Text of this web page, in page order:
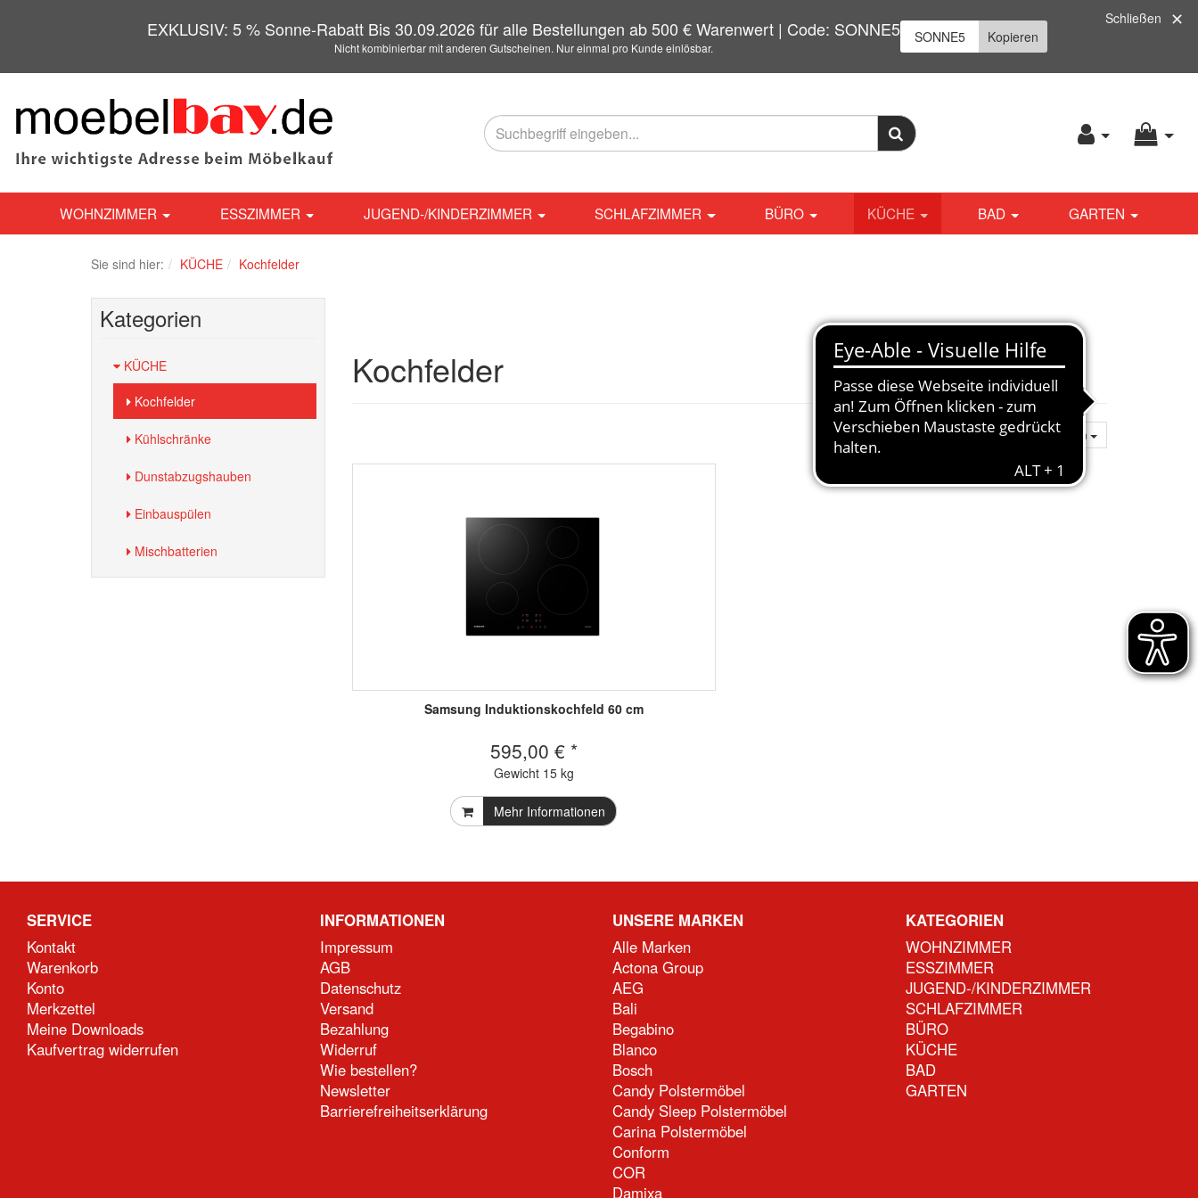
EXKLUSIV: 5 % Sonne-Rabatt Bis 30.09.2026 für alle Bestellungen ab 500 € Warenwert | Code: SONNE5
Nicht kombinierbar mit anderen Gutscheinen. Nur einmal pro Kunde einlösbar.
Kopieren
Schließen
WOHNZIMMER ESSZIMMER JUGEND-/KINDERZIMMER SCHLAFZIMMER BÜRO KÜCHE BAD GARTEN
Sie sind hier: KÜCHE Kochfelder
Kategorien
KÜCHE
Kochfelder
Kühlschränke
Dunstabzugshauben
Einbauspülen
Mischbatterien
Kochfelder
Sortierung:Wählen
Artikel pro Seite 20
Samsung Induktionskochfeld 60 cm
595,00 € *
Gewicht 15 kg
Mehr Informationen
SERVICE
Kontakt
Warenkorb
Konto
Merkzettel
Meine Downloads
Kaufvertrag widerrufen
INFORMATIONEN
Impressum
AGB
Datenschutz
Versand
Bezahlung
Widerruf
Wie bestellen?
Newsletter
Barrierefreiheitserklärung
UNSERE MARKEN
Alle Marken
Actona Group
AEG
Bali
Begabino
Blanco
Bosch
Candy Polstermöbel
Candy Sleep Polstermöbel
Carina Polstermöbel
Conform
COR
Damixa
KATEGORIEN
WOHNZIMMER
ESSZIMMER
JUGEND-/KINDERZIMMER
SCHLAFZIMMER
BÜRO
KÜCHE
BAD
GARTEN